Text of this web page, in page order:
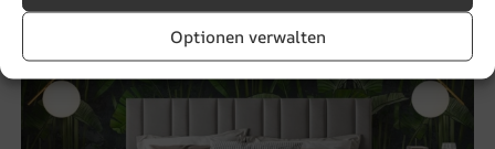
Optionen verwalten